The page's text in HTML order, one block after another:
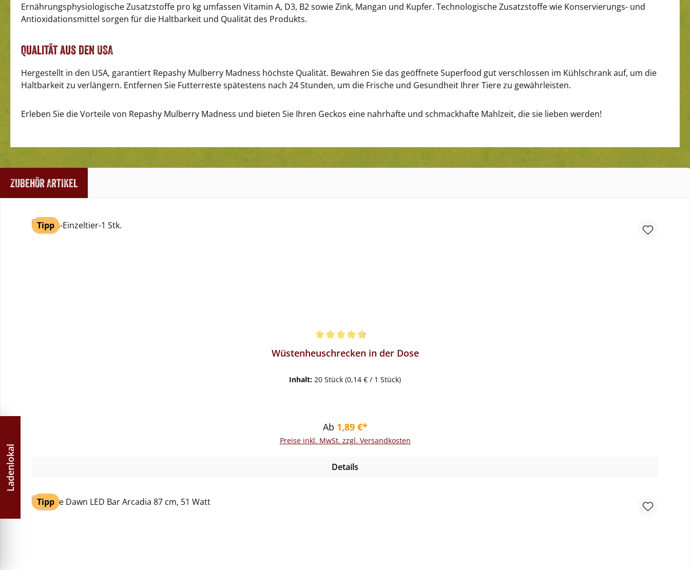
Ernährungsphysiologische Zusatzstoffe pro kg umfassen Vitamin A, D3, B2 sowie Zink, Mangan und Kupfer. Technologische Zusatzstoffe wie Konservierungs- und
Antioxidationsmittel sorgen für die Haltbarkeit und Qualität des Produkts.
Qualität aus den USA
Hergestellt in den USA, garantiert Repashy Mulberry Madness höchste Qualität. Bewahren Sie das geöffnete Superfood gut verschlossen im Kühlschrank auf, um die
Haltbarkeit zu verlängern. Entfernen Sie Futterreste spätestens nach 24 Stunden, um die Frische und Gesundheit Ihrer Tiere zu gewährleisten.
Erleben Sie die Vorteile von Repashy Mulberry Madness und bieten Sie Ihren Geckos eine nahrhafte und schmackhafte Mahlzeit, die sie lieben werden!
Zubehör Artikel
Produktgalerie überspringen
Tipp
Wüstenheuschrecken in der Dose
Inhalt: 20 Stück (0,14 € / 1 Stück)
Regulärer Preis:
Ab 1,89 €*
Preise inkl. MwSt. zzgl. Versandkosten
Details
Tipp
Ladenlokal